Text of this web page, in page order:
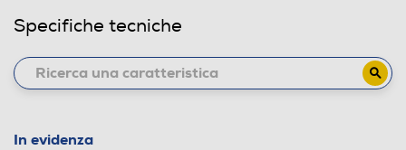
Specifiche tecniche
In evidenza